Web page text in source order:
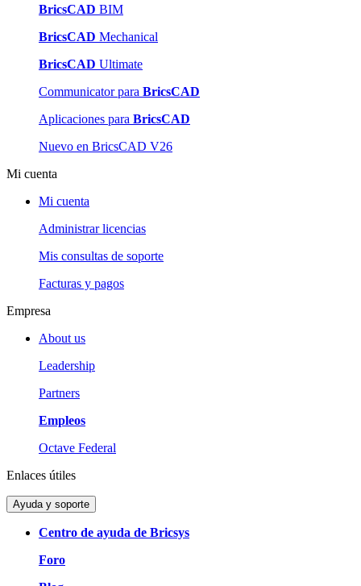
BricsCAD BIM
BricsCAD Mechanical
BricsCAD Ultimate
Communicator para BricsCAD
Aplicaciones para BricsCAD
Nuevo en BricsCAD V26
Mi cuenta
Mi cuenta
Administrar licencias
Mis consultas de soporte
Facturas y pagos
Empresa
About us
Leadership
Partners
Empleos
Octave Federal
Enlaces útiles
Ayuda y soporte
Centro de ayuda de Bricsys
Foro